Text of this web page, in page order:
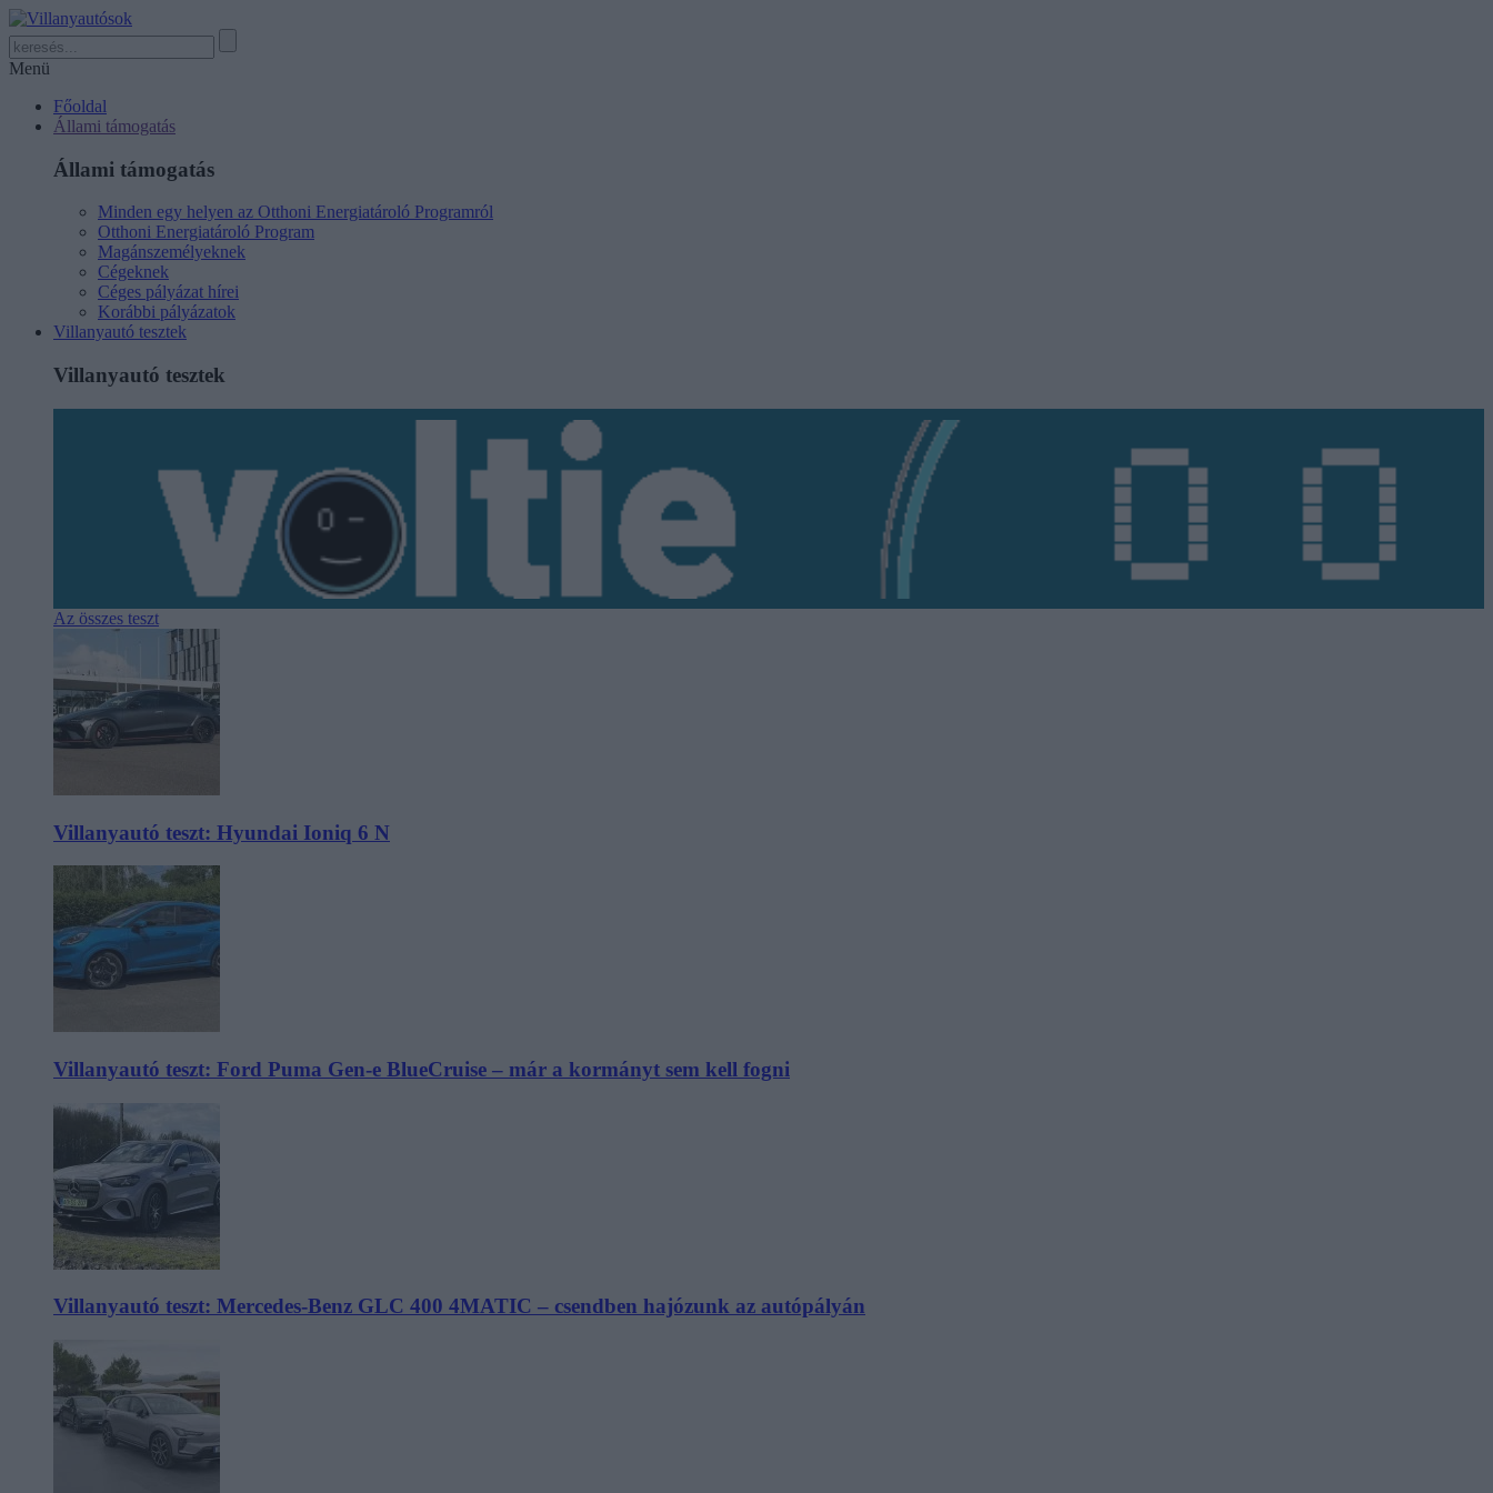
Menü
Főoldal
Állami támogatás
Állami támogatás
Minden egy helyen az Otthoni Energiatároló Programról
Otthoni Energiatároló Program
Magánszemélyeknek
Cégeknek
Céges pályázat hírei
Korábbi pályázatok
Villanyautó tesztek
Villanyautó tesztek
Az összes teszt
Villanyautó teszt: Hyundai Ioniq 6 N
Villanyautó teszt: Ford Puma Gen-e BlueCruise – már a kormányt sem kell fogni
Villanyautó teszt: Mercedes-Benz GLC 400 4MATIC – csendben hajózunk az autópályán